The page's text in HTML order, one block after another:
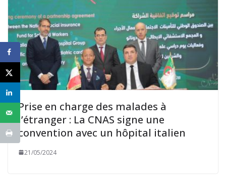
Prise en charge des malades à
l’étranger : La CNAS signe une
convention avec un hôpital italien
21/05/2024